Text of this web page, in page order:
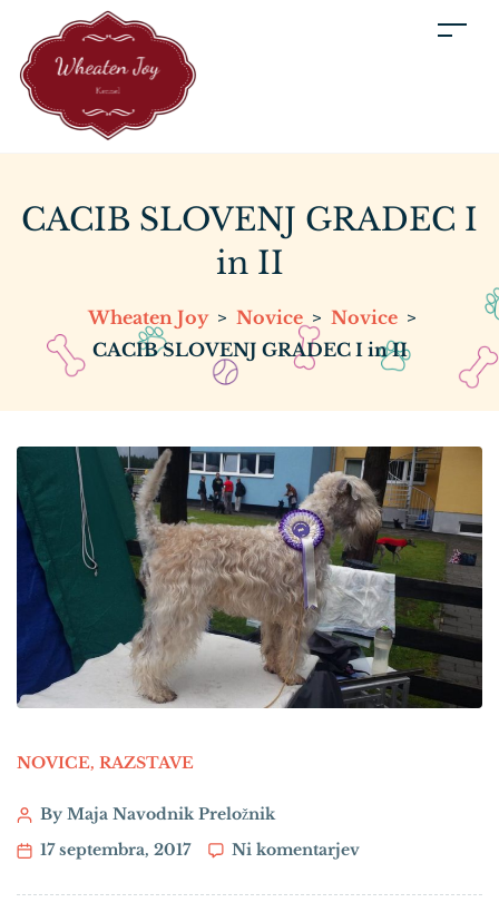
CACIB SLOVENJ GRADEC I
in II
Wheaten Joy > Novice > Novice >
CACIB SLOVENJ GRADEC I in II
NOVICE, RAZSTAVE
By Maja Navodnik Preložnik
17 septembra, 2017
Ni komentarjev